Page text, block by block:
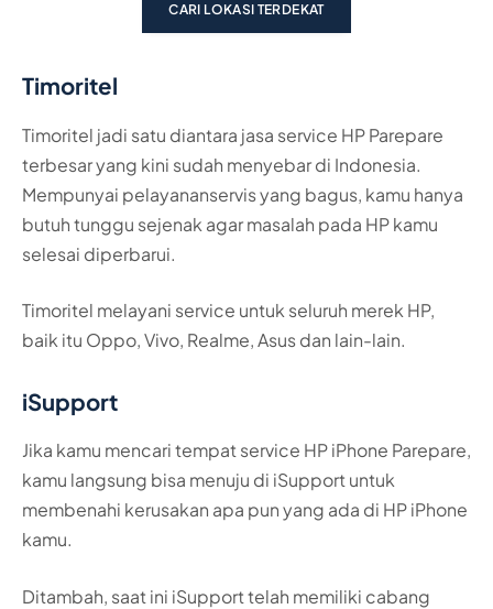
CARI LOKASI TERDEKAT
Timoritel
Timoritel jadi satu diantara jasa service HP Parepare
terbesar yang kini sudah menyebar di Indonesia.
Mempunyai pelayananservis yang bagus, kamu hanya
butuh tunggu sejenak agar masalah pada HP kamu
selesai diperbarui.
Timoritel melayani service untuk seluruh merek HP,
baik itu Oppo, Vivo, Realme, Asus dan lain-lain.
iSupport
Jika kamu mencari tempat service HP iPhone Parepare,
kamu langsung bisa menuju di iSupport untuk
membenahi kerusakan apa pun yang ada di HP iPhone
kamu.
Ditambah, saat ini iSupport telah memiliki cabang